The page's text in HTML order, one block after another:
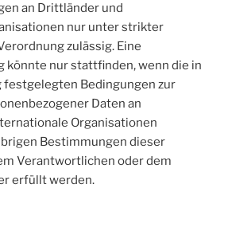
an Drittländer und
nur unter strikter
zulässig. Eine
könnte nur stattfinden, wenn die in
festgelegten Bedingungen zur
Daten an
Organisationen
Bestimmungen dieser
Verantwortlichen oder dem
erfüllt werden.